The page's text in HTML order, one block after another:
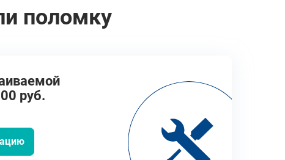
поломку
руб.